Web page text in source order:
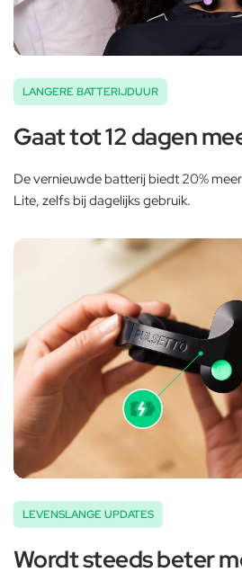
LANGERE BATTERIJDUUR
Gaat tot 12 dagen
De vernieuwde batterij biedt 20%
Lite, zelfs bij dagelijks gebruik.
LEVENSLANGE UPDATES
Wordt steeds beter